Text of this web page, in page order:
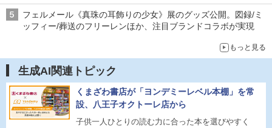
フェルメール《真珠の耳飾りの少女》展のグッズ公開。図録/ミ
ッフィー/葬送のフリーレンほか、注目ブランドコラボが実現
もっと見る
生成AI関連トピック
くまざわ書店が「ヨンデミーレベル本棚」を常
設、八王子オクトーレ店から
子供一人ひとりの読む力に合った本を選びやすく